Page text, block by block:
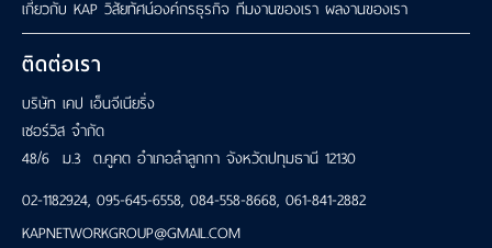
เกี่ยวกับ KAP วิสัยทัศน์องค์กรธุรกิจ ทีมงานของเรา ผลงานของเรา
ติดต่อเรา
บริษัท เคป เอ็นจีเนียริ่ง
เซอร์วิส จำกัด
48/6 ม.3 ต.คูคต อำเภอลำลูกกา จังหวัดปทุมธานี 12130
02-1182924, 095-645-6558, 084-558-8668, 061-841-2882
KAPNETWORKGROUP@GMAIL.COM